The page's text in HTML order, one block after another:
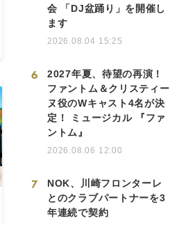
会 「DJ盆踊り」を開催し
ます
2026.08.04 15:25
6
2027年夏、待望の再演！
ファントム＆クリスティー
ヌ役のWキャスト4名が決
定！ ミュージカル 『ファ
ントム』
2026.08.06 12:00
7
NOK、川崎フロンターレ
とのクラブパートナーを3
年連続で契約